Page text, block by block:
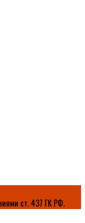
ст. 437 ГК РФ.